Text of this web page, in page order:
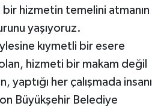
hizmetin temelini atmanın
yaşıyoruz.
kıymetli bir esere
hizmeti bir makam değil
yaptığı her çalışmada insanı
Büyükşehir Belediye